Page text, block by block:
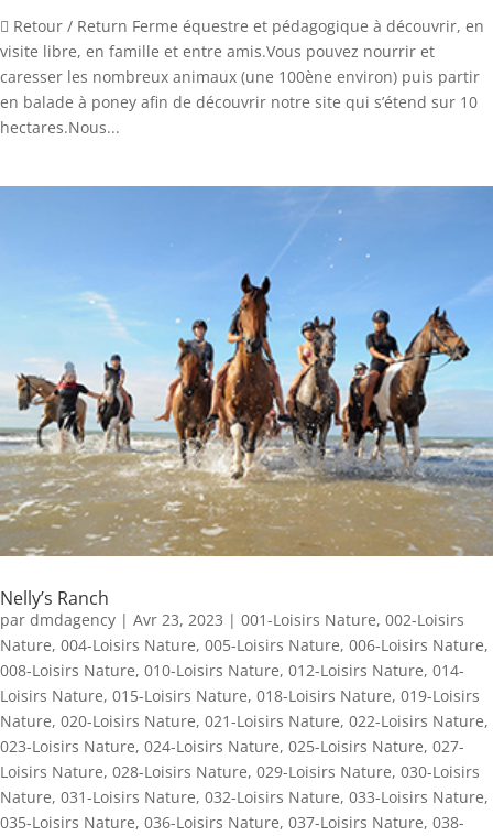
 Retour / Return Ferme équestre et pédagogique à découvrir, en
visite libre, en famille et entre amis.Vous pouvez nourrir et
caresser les nombreux animaux (une 100ène environ) puis partir
en balade à poney afin de découvrir notre site qui s’étend sur 10
hectares.Nous...
Nelly’s Ranch
par dmdagency | Avr 23, 2023 | 001-Loisirs Nature, 002-Loisirs
Nature, 004-Loisirs Nature, 005-Loisirs Nature, 006-Loisirs Nature,
008-Loisirs Nature, 010-Loisirs Nature, 012-Loisirs Nature, 014-
Loisirs Nature, 015-Loisirs Nature, 018-Loisirs Nature, 019-Loisirs
Nature, 020-Loisirs Nature, 021-Loisirs Nature, 022-Loisirs Nature,
023-Loisirs Nature, 024-Loisirs Nature, 025-Loisirs Nature, 027-
Loisirs Nature, 028-Loisirs Nature, 029-Loisirs Nature, 030-Loisirs
Nature, 031-Loisirs Nature, 032-Loisirs Nature, 033-Loisirs Nature,
035-Loisirs Nature, 036-Loisirs Nature, 037-Loisirs Nature, 038-